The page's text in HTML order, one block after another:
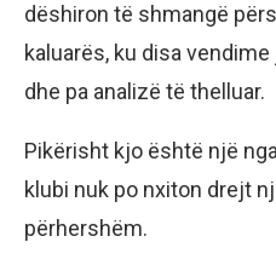
dëshiron të shmangë
kaluarës, ku disa
dhe pa analizë të thelluar.
Pikërisht kjo është një
klubi nuk po nxiton drejt
përhershëm.